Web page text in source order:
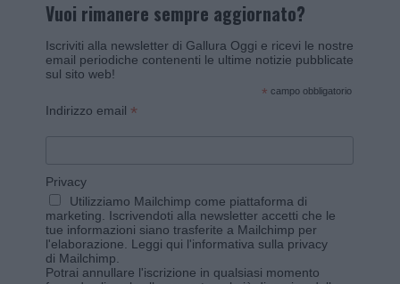
Vuoi rimanere sempre aggiornato?
Iscriviti alla newsletter di Gallura Oggi e ricevi le nostre
email periodiche contenenti le ultime notizie pubblicate
sul sito web!
* campo obbligatorio
Indirizzo email *
Privacy
Utilizziamo Mailchimp come piattaforma di
marketing. Iscrivendoti alla newsletter accetti che le
tue informazioni siano trasferite a Mailchimp per
l'elaborazione. Leggi qui l'informativa sulla privacy
di Mailchimp
Potrai annullare l'iscrizione in qualsiasi momento